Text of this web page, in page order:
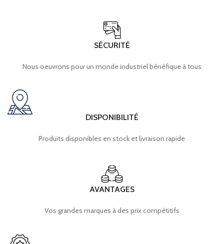
SÉCURITÉ
Nous oeuvrons pour un monde industriel bénéfique à tous
DISPONIBILITÉ
Produits disponibles en stock et livraison rapide
AVANTAGES
Vos grandes marques à des prix compétitifs